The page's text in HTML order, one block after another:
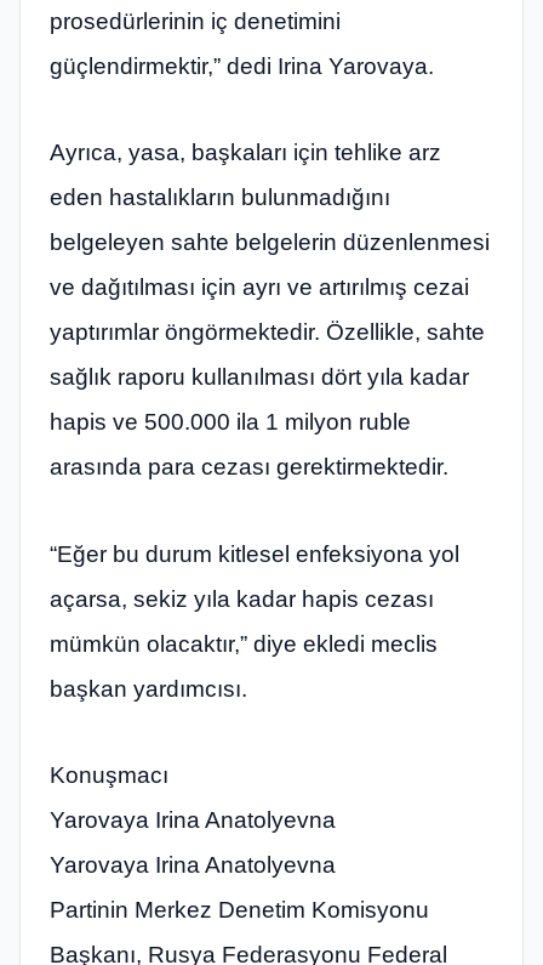
prosedürlerinin iç denetimini
güçlendirmektir,” dedi Irina Yarovaya.
Ayrıca, yasa, başkaları için tehlike arz
eden hastalıkların bulunmadığını
belgeleyen sahte belgelerin düzenlenmesi
ve dağıtılması için ayrı ve artırılmış cezai
yaptırımlar öngörmektedir. Özellikle, sahte
sağlık raporu kullanılması dört yıla kadar
hapis ve 500.000 ila 1 milyon ruble
arasında para cezası gerektirmektedir.
“Eğer bu durum kitlesel enfeksiyona yol
açarsa, sekiz yıla kadar hapis cezası
mümkün olacaktır,” diye ekledi meclis
başkan yardımcısı.
Konuşmacı
Yarovaya Irina Anatolyevna
Yarovaya Irina Anatolyevna
Partinin Merkez Denetim Komisyonu
Başkanı, Rusya Federasyonu Federal